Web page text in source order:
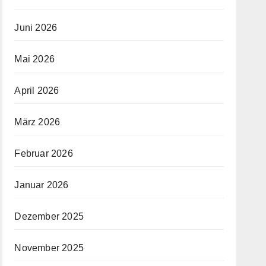
Juni 2026
Mai 2026
April 2026
März 2026
Februar 2026
Januar 2026
Dezember 2025
November 2025